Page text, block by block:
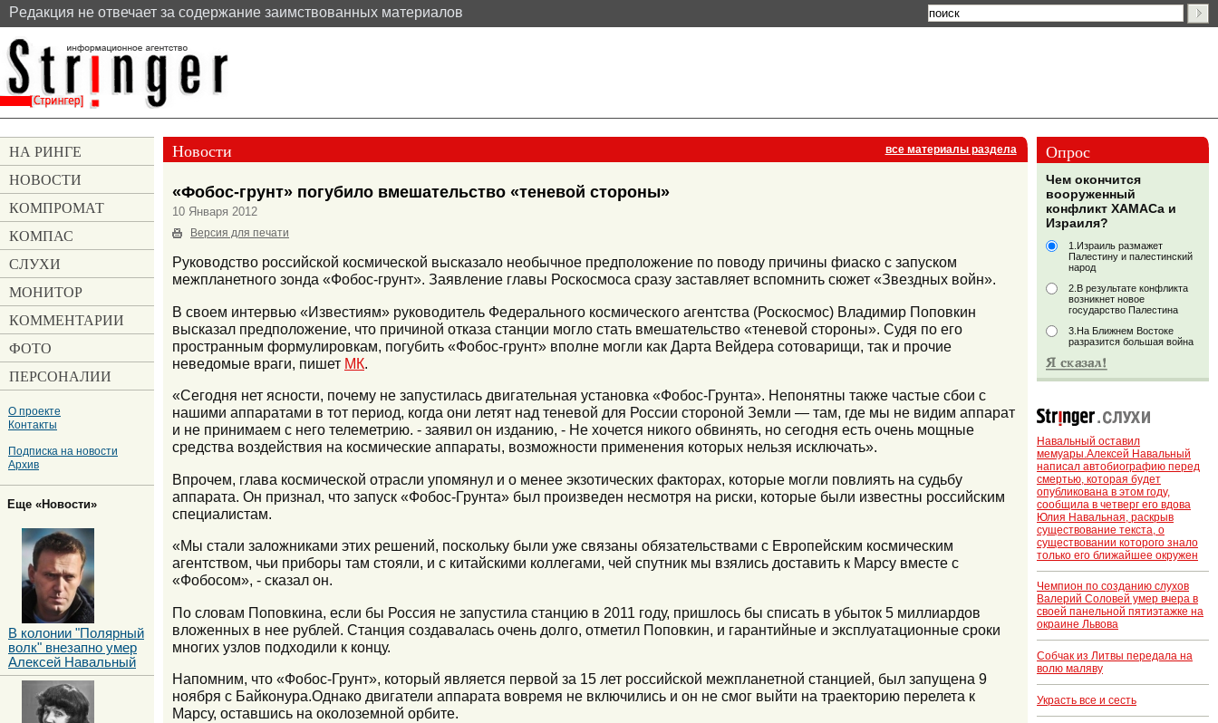
Pедакция не отвечает за содержание заимствованных материалов
Новости все материалы раздела
«Фобос-грунт» погубило вмешательство «теневой стороны»
10 Января 2012
Версия для печати
Руководство российской космической высказало необычное предположение по поводу причины фиаско с запуском
межпланетного зонда «Фобос-грунт». Заявление главы Роскосмоса сразу заставляет вспомнить сюжет «Звездных войн».
В своем интервью «Известиям» руководитель Федерального космического агентства (Роскосмос) Владимир Поповкин
высказал предположение, что причиной отказа станции могло стать вмешательство «теневой стороны». Судя по его
пространным формулировкам, погубить «Фобос-грунт» вполне могли как Дарта Вейдера сотоварищи, так и прочие
неведомые враги, пишет МК.
«Сегодня нет ясности, почему не запустилась двигательная установка «Фобос-Грунта». Непонятны также частые сбои с
нашими аппаратами в тот период, когда они летят над теневой для России стороной Земли — там, где мы не видим аппарат
и не принимаем с него телеметрию. - заявил он изданию, - Не хочется никого обвинять, но сегодня есть очень мощные
средства воздействия на космические аппараты, возможности применения которых нельзя исключать».
Впрочем, глава космической отрасли упомянул и о менее экзотических факторах, которые могли повлиять на судьбу
аппарата. Он признал, что запуск «Фобос-Грунта» был произведен несмотря на риски, которые были известны российским
специалистам.
«Мы стали заложниками этих решений, поскольку были уже связаны обязательствами с Европейским космическим
агентством, чьи приборы там стояли, и с китайскими коллегами, чей спутник мы взялись доставить к Марсу вместе с
«Фобосом», - сказал он.
По словам Поповкина, если бы Россия не запустила станцию в 2011 году, пришлось бы списать в убыток 5 миллиардов
вложенных в нее рублей. Станция создавалась очень долго, отметил Поповкин, и гарантийные и эксплуатационные сроки
многих узлов подходили к концу.
Напомним, что «Фобос-Грунт», который является первой за 15 лет российской межпланетной станцией, был запущена 9
ноября с Байконура.Однако двигатели аппарата вовремя не включились и он не смог выйти на траекторию перелета к
Марсу, оставшись на околоземной орбите.
Опрос
Чем окончится
вооруженный
конфликт ХАМАСа и
Израиля?
1.Израиль размажет
Палестину и палестинский
народ
2.В результате конфликта
возникнет новое
государство Палестина
3.На Ближнем Востоке
разразится большая война
Навальный оставил
мемуары.Алексей Навальный
написал автобиографию перед
смертью, которая будет
опубликована в этом году,
сообщила в четверг его вдова
Юлия Навальная, раскрыв
существование текста, о
существовании которого знало
только его ближайшее окружен
Чемпион по созданию слухов
Валерий Соловей умер вчера в
своей панельной пятиэтажке на
окраине Львова
Собчак из Литвы передала на
волю маляву
Украсть все и сесть
НА РИНГЕ
НОВОСТИ
КОМПРОМАТ
КОМПАС
СЛУХИ
МОНИТОР
КОММЕНТАРИИ
ФОТО
ПЕРСОНАЛИИ
О проекте
Контакты
Подписка на новости
Архив
Еще «Новости»
В колонии "Полярный
волк" внезапно умер
Алексей Навальный